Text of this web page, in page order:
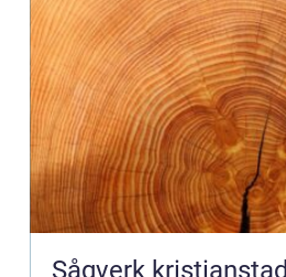
Sågverk kristianstad